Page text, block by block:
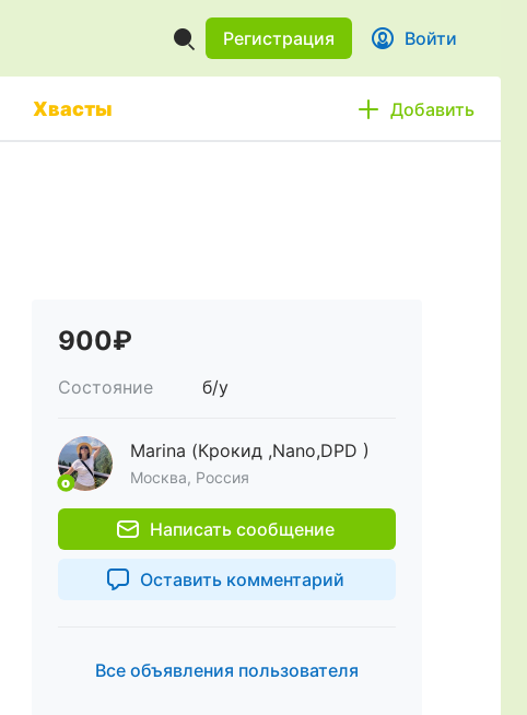
Регистрация Войти
Добавить
Хвасты
900₽
Состояние б/у
Marina (Крокид ,Nano,DPD )
Москва, Россия
Написать сообщение
Оставить комментарий
Все объявления пользователя